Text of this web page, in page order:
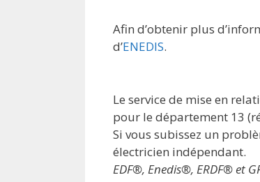
Afin d’obtenir plus
d’ENEDIS.
Le service de mise en
pour le département 13
Si vous subissez un
électricien indépendant.
EDF®, Enedis®, ERDF® et